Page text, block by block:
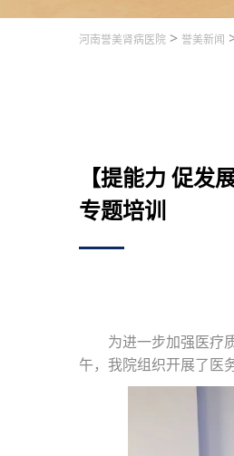
河南誉美肾病医院 > 誉美新闻
【提能力 促发
专题培训
为进一步加强医疗
午，我院组织开展了医